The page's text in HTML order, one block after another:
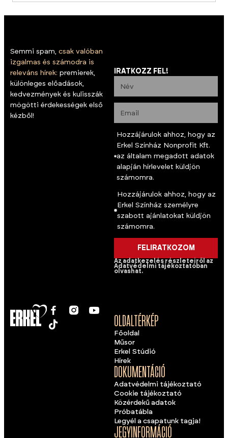
Semmi spam, csak valóban
izgalmas és számodra is
releváns hírek: premierek,
különleges előadások,
kedvezmények és kulisszák
mögötti érdekességek első
kézből!
IRATKOZZ FEL!
Hozzájárulok ahhoz, hogy az
Erkel Színház Nonprofit Kft.
az általam megadott adatok
alapján hírlevelet küldjön
számomra.
Hozzájárulok ahhoz, hogy az
Erkel Színház személyre
szabott ajánlatokat küldjön
számomra.
FELIRATKOZOM
Az adatkezelés részleteiről az
Adatvédelmi tájékoztatóban
olvashat.
OLDALTÉRKÉP
Főoldal
Műsor
Erkel Stúdió
Hírek
DOKUMENTÁCIÓ
Adatvédelmi tájékoztató
Cookie tájékoztató
Közérdekű adatok
Próbatábla
Legyél a csapatunk tagja!
JEGYINFORMÁCIÓ